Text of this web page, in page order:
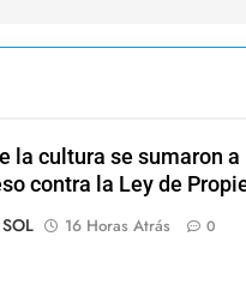
la cultura se sumaron
contra la Ley de
16 Horas Atrás 0